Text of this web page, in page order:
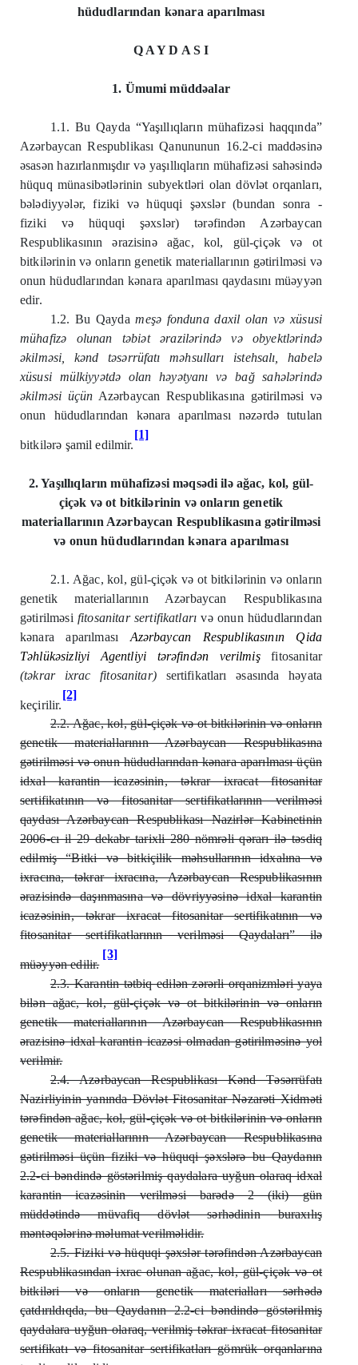
hüdudlarından kənara aparılması
Q A Y D A S I
1. Ümumi müddəalar
1.1. Bu Qayda “Yaşıllıqların mühafizəsi haqqında”
Azərbaycan Respublikası Qanununun 16.2-ci maddəsinə
əsasən hazırlanmışdır və yaşıllıqların mühafizəsi sahəsində
hüquq münasibətlərinin subyektləri olan dövlət orqanları,
bələdiyyələr, fiziki və hüquqi şəxslər (bundan sonra -
fiziki və hüquqi şəxslər) tərəfindən Azərbaycan
Respublikasının ərazisinə ağac, kol, gül-çiçək və ot
bitkilərinin və onların genetik materiallarının gətirilməsi və
onun hüdudlarından kənara aparılması qaydasını müəyyən
edir.
1.2. Bu Qaydameşə fonduna daxil olan və xüsusi
mühafizə olunan təbiət ərazilərində və obyektlərində
əkilməsi, kənd təsərrüfatı məhsulları istehsalı, habelə
xüsusi mülkiyyətdə olan həyətyanı və bağ sahələrində
əkilməsi üçün Azərbaycan Respublikasına gətirilməsi və
onun hüdudlarından kənara aparılması nəzərdə tutulan
bitkilərə şamil edilmir.
[1]
2. Yaşıllıqların mühafizəsi məqsədi ilə ağac, kol, gül-
çiçək və ot bitkilərinin və onların genetik
materiallarının Azərbaycan Respublikasına gətirilməsi
və onun hüdudlarından kənara aparılması
2.1. Ağac, kol, gül-çiçək və ot bitkilərinin və onların
genetik materiallarının Azərbaycan Respublikasına
gətirilməsi fitosanitar sertifikatları və onun hüdudlarından
kənara aparılması Azərbaycan Respublikasının Qida
Təhlükəsizliyi Agentliyi tərəfindən verilmişfitosanitar
(təkrar ixrac fitosanitar)sertifikatları əsasında həyata
keçirilir.
[2]
2.2. Ağac, kol, gül-çiçək və ot bitkilərinin və onların
genetik materiallarının Azərbaycan Respublikasına
gətirilməsi və onun hüdudlarından kənara aparılması üçün
idxal karantin icazəsinin, təkrar ixracat fitosanitar
sertifikatının və fitosanitar sertifikatlarının verilməsi
qaydası Azərbaycan Respublikası Nazirlər Kabinetinin
2006-cı il 29 dekabr tarixli 280 nömrəli qərarı ilə təsdiq
edilmiş “Bitki və bitkiçilik məhsullarının idxalına və
ixracına, təkrar ixracına, Azərbaycan Respublikasının
ərazisində daşınmasına və dövriyyəsinə idxal karantin
icazəsinin, təkrar ixracat fitosanitar sertifikatının və
fitosanitar sertifikatlarının verilməsi Qaydaları” ilə
müəyyən edilir.
[3]
2.3. Karantin tətbiq edilən zərərli orqanizmləri yaya
bilən ağac, kol, gül-çiçək və ot bitkilərinin və onların
genetik materiallarının Azərbaycan Respublikasının
ərazisinə idxal karantin icazəsi olmadan gətirilməsinə yol
verilmir.
2.4. Azərbaycan Respublikası Kənd Təsərrüfatı
Nazirliyinin yanında Dövlət Fitosanitar Nəzarəti Xidməti
tərəfindən ağac, kol, gül-çiçək və ot bitkilərinin və onların
genetik materiallarının Azərbaycan Respublikasına
gətirilməsi üçün fiziki və hüquqi şəxslərə bu Qaydanın
2.2-ci bəndində göstərilmiş qaydalara uyğun olaraq idxal
karantin icazəsinin verilməsi barədə 2 (iki) gün
müddətində müvafiq dövlət sərhədinin buraxılış
məntəqələrinə məlumat verilməlidir.
2.5. Fiziki və hüquqi şəxslər tərəfindən Azərbaycan
Respublikasından ixrac olunan ağac, kol, gül-çiçək və ot
bitkiləri və onların genetik materialları sərhədə
çatdırıldıqda, bu Qaydanın 2.2-ci bəndində göstərilmiş
qaydalara uyğun olaraq, verilmiş təkrar ixracat fitosanitar
sertifikatı və fitosanitar sertifikatları gömrük orqanlarına